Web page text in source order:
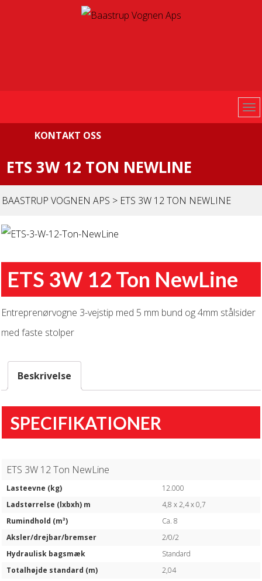
KONTAKT OSS
ETS 3W 12 TON NEWLINE
BAASTRUP VOGNEN APS > ETS 3W 12 TON NEWLINE
ETS 3W 12 Ton NewLine
Entreprenørvogne 3-vejstip med 5 mm bund og 4mm stålsider
med faste stolper
Beskrivelse
SPECIFIKATIONER
ETS 3W 12 Ton NewLine
Lasteevne (kg)
12.000
Ladstørrelse (lxbxh) m
4,8 x 2,4 x 0,7
Rumindhold (m³)
Ca. 8
Aksler/drejbar/bremser
2/0/2
Hydraulisk bagsmæk
Standard
Totalhøjde standard (m)
2,04